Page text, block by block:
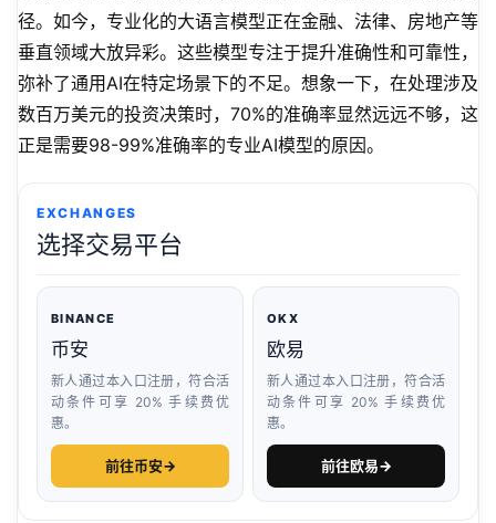
径。如今，专业化的大语言模型正在金融、法律、房地产等
垂直领域大放异彩。这些模型专注于提升准确性和可靠性，
弥补了通用AI在特定场景下的不足。想象一下，在处理涉及
数百万美元的投资决策时，70%的准确率显然远远不够，这
正是需要98-99%准确率的专业AI模型的原因。
EXCHANGES
选择交易平台
BINANCE
币安
新人通过本入口注册，符合活
动条件可享 20% 手续费优
惠。
前往币安→
OKX
欧易
新人通过本入口注册，符合活
动条件可享 20% 手续费优
惠。
前往欧易→